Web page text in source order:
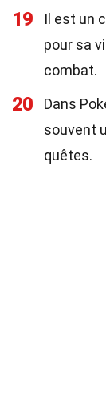
19
Il est un
pour sa
combat.
20
Dans
souvent
quêtes.